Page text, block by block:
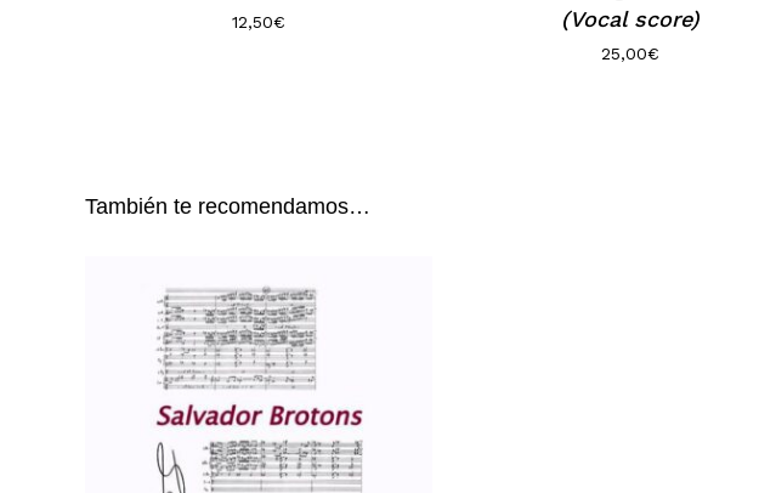
12,50€
(Vocal score)
25,00€
También te recomendamos…